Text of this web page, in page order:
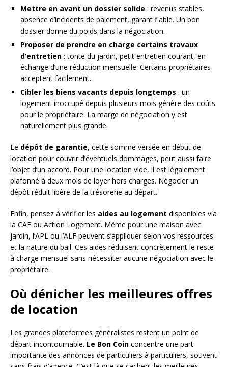
Mettre en avant un dossier solide : revenus stables,
absence d’incidents de paiement, garant fiable. Un bon
dossier donne du poids dans la négociation.
Proposer de prendre en charge certains travaux
d’entretien : tonte du jardin, petit entretien courant, en
échange d’une réduction mensuelle. Certains propriétaires
acceptent facilement.
Cibler les biens vacants depuis longtemps : un
logement inoccupé depuis plusieurs mois génère des coûts
pour le propriétaire. La marge de négociation y est
naturellement plus grande.
Le dépôt de garantie, cette somme versée en début de
location pour couvrir d’éventuels dommages, peut aussi faire
l’objet d’un accord. Pour une location vide, il est légalement
plafonné à deux mois de loyer hors charges. Négocier un
dépôt réduit libère de la trésorerie au départ.
Enfin, pensez à vérifier les aides au logement disponibles via
la CAF ou Action Logement. Même pour une maison avec
jardin, l’APL ou l’ALF peuvent s’appliquer selon vos ressources
et la nature du bail. Ces aides réduisent concrètement le reste
à charge mensuel sans nécessiter aucune négociation avec le
propriétaire.
Où dénicher les meilleures offres
de location
Les grandes plateformes généralistes restent un point de
départ incontournable. Le Bon Coin concentre une part
importante des annonces de particuliers à particuliers, souvent